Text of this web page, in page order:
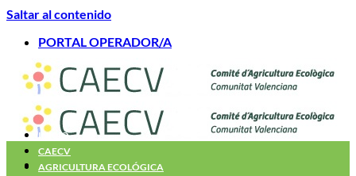
Saltar al contenido
PORTAL OPERADOR/A
INICIO
CAECV
AGRICULTURA ECOLÓGICA